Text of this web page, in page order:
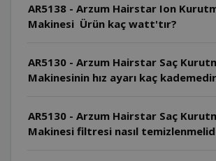
AR5138 - Arzum Hairstar Ion
Makinesi Ürün kaç watt'tır?
AR5130 - Arzum Hairstar Saç
Makinesinin hız ayarı kaç
AR5130 - Arzum Hairstar Saç
Makinesi filtresi nasıl